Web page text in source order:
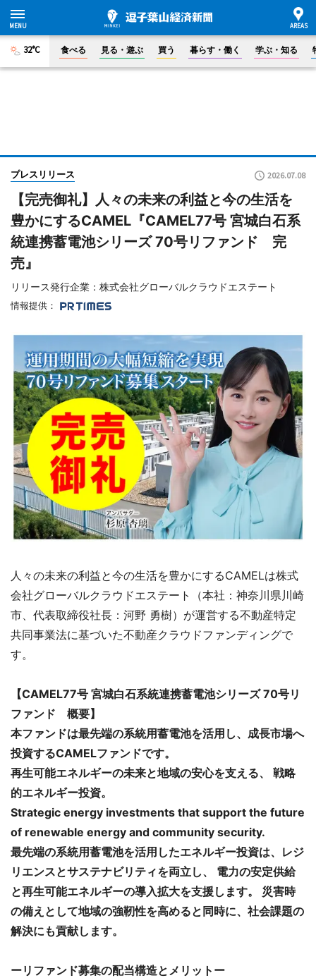
32°C 食べる 見る・遊ぶ 買う 暮らす・働く 学ぶ・知る
プレスリリース 2026.07.08
【完売御礼】人々の未来の利益と今の生活を
豊かにするCAMEL『CAMEL77号 宮城白石系
統連携蓄電池シリーズ 70号リファンド 完
売』
リリース発行企業：株式会社グローバルクラウドエステート
情報提供：
人々の未来の利益と今の生活を豊かにするCAMELは株式
会社グローバルクラウドエステート（本社：神奈川県川崎
市、代表取締役社長：河野 勇樹）が運営する不動産特定
共同事業法に基づいた不動産クラウドファンディングで
す。
【CAMEL77号 宮城白石系統連携蓄電池シリーズ 70号リ
ファンド 概要】
本ファンドは最先端の系統用蓄電池を活用し、成長市場へ
投資するCAMELファンドです。
再生可能エネルギーの未来と地域の安心を支える、 戦略
的エネルギー投資。
Strategic energy investments that support the future
of renewable energy and community security.
最先端の系統用蓄電池を活用したエネルギー投資は、レジ
リエンスとサステナビリティを両立し、 電力の安定供給
と再生可能エネルギーの導入拡大を支援します。 災害時
の備えとして地域の強靭性を高めると同時に、社会課題の
解決にも貢献します。
ーリファンド募集の配当構造とメリットー